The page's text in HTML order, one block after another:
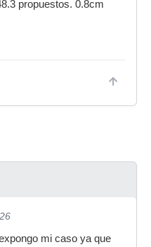
propuestos. 0.8cm
mi caso ya que